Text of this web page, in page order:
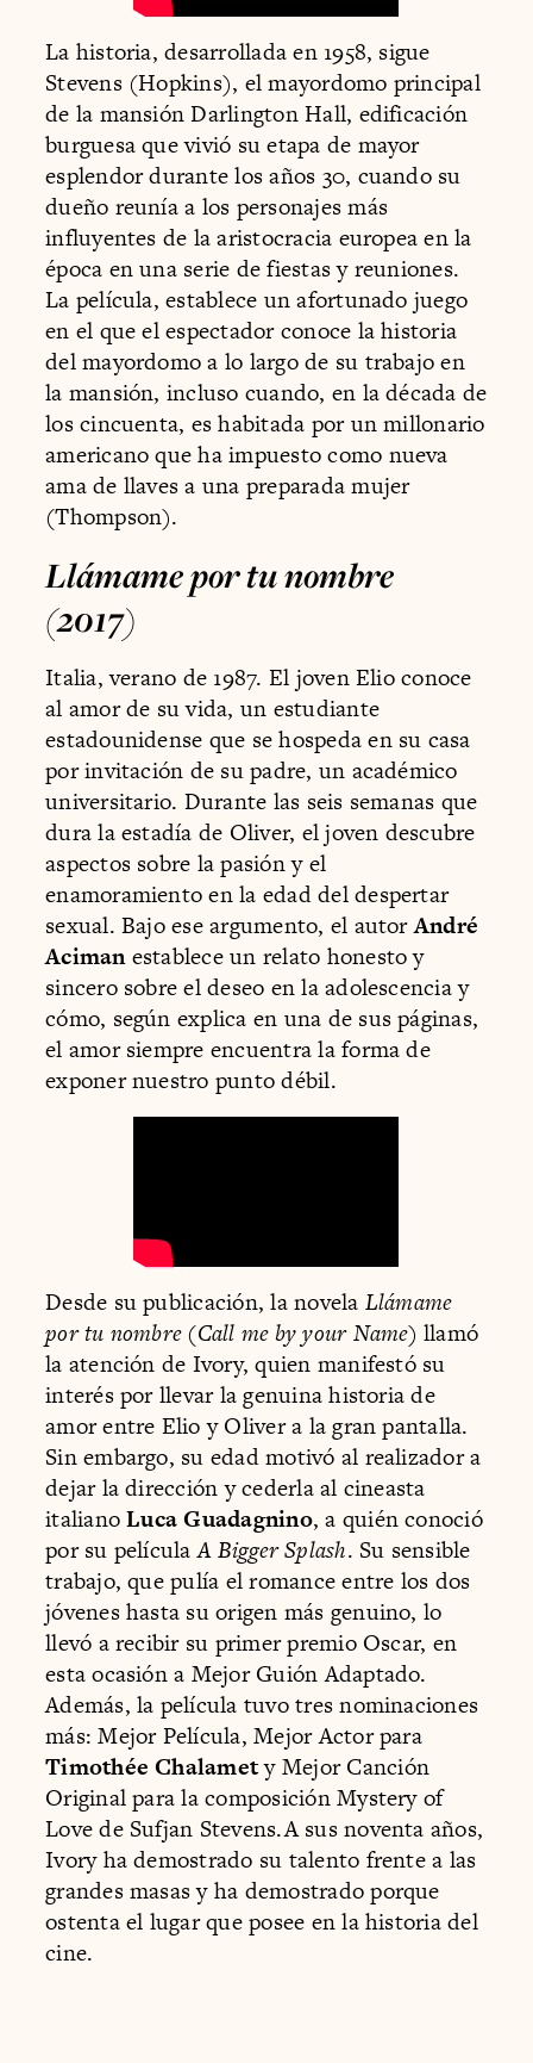
La historia, desarrollada en 1958, sigue
Stevens (Hopkins), el mayordomo principal
de la mansión Darlington Hall, edificación
burguesa que vivió su etapa de mayor
esplendor durante los años 30, cuando su
dueño reunía a los personajes más
influyentes de la aristocracia europea en la
época en una serie de fiestas y reuniones.
La película, establece un afortunado juego
en el que el espectador conoce la historia
del mayordomo a lo largo de su trabajo en
la mansión, incluso cuando, en la década de
los cincuenta, es habitada por un millonario
americano que ha impuesto como nueva
ama de llaves a una preparada mujer
(Thompson).
Llámame por tu nombre
(2017)
Italia, verano de 1987. El joven Elio conoce
al amor de su vida, un estudiante
estadounidense que se hospeda en su casa
por invitación de su padre, un académico
universitario. Durante las seis semanas que
dura la estadía de Oliver, el joven descubre
aspectos sobre la pasión y el
enamoramiento en la edad del despertar
sexual. Bajo ese argumento, el autorAndré
Acimanestablece un relato honesto y
sincero sobre el deseo en la adolescencia y
cómo, según explica en una de sus páginas,
el amor siempre encuentra la forma de
exponer nuestro punto débil.
Desde su publicación, la novela Llámame
por tu nombre(Call me by your Name) llamó
la atención de Ivory, quien manifestó su
interés por llevar la genuina historia de
amor entre Elio y Oliver a la gran pantalla.
Sin embargo, su edad motivó al realizador a
dejar la dirección y cederla al cineasta
italianoLuca Guadagnino, a quién conoció
por su películaA Bigger Splash. Su sensible
trabajo, que pulía el romance entre los dos
jóvenes hasta su origen más genuino, lo
llevó a recibir su primer premio Oscar, en
esta ocasión a Mejor Guión Adaptado.
Además, la película tuvo tres nominaciones
más: Mejor Película, Mejor Actor para
Timothée Chalamety Mejor Canción
Original para la composición Mystery of
Love de Sufjan Stevens.A sus noventa años,
Ivory ha demostrado su talento frente a las
grandes masas y ha demostrado porque
ostenta el lugar que posee en la historia del
cine.